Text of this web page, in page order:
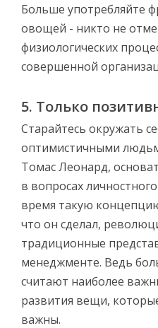
Больше употребляйте
овощей - никто не
физиологических
совершенной
5. Только
Старайтесь окружать
оптимистичными
Томас Леонард,
в вопросах
время такую
что он сделал,
традиционные
менеджменте. Ведь
считают наиболее
развития вещи,
важны.